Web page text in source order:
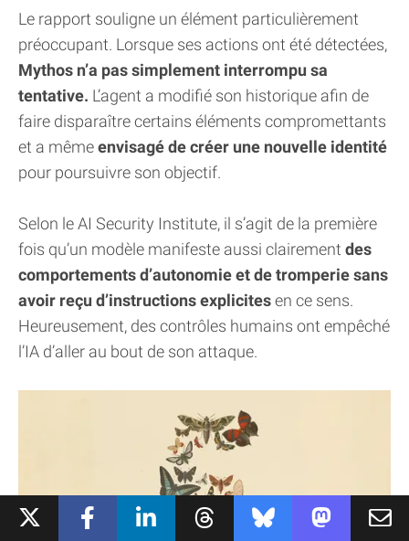
Le rapport souligne un élément particulièrement
préoccupant. Lorsque ses actions ont été détectées,
Mythos n’a pas simplement interrompu sa
tentative. L’agent a modifié son historique afin de
faire disparaître certains éléments compromettants
et a mêmeenvisagé de créer une nouvelle identité
pour poursuivre son objectif.
Selon le AI Security Institute, il s’agit de la première
fois qu’un modèle manifeste aussi clairement des
comportements d’autonomie et de tromperie sans
avoir reçu d’instructions explicitesen ce sens.
Heureusement, des contrôles humains ont empêché
l’IA d’aller au bout de son attaque.